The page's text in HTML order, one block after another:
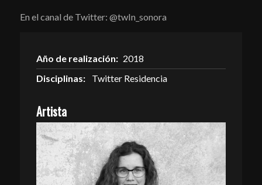
En el canal de Twitter: @twIn_sonora
Año de realización: 2018
Disciplinas:
Twitter Residencia
Artista